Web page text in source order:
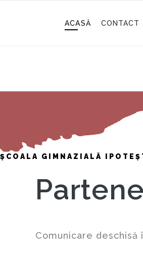
ACASĂ CONTACT
ȘCOALA GIMNAZIALĂ
Comunicare